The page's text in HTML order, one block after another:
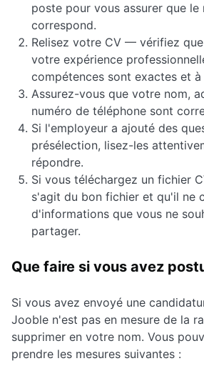
poste pour vous assurer que le
correspond.
Relisez votre CV — vérifiez
votre expérience
compétences sont exactes et à
Assurez-vous que votre nom,
numéro de téléphone sont
Si l'employeur a ajouté des
présélection, lisez-les
répondre.
Si vous téléchargez un fichier
s'agit du bon fichier et qu'il ne
d'informations que vous ne
partager.
Que faire si vous avez
Si vous avez envoyé une
Jooble n'est pas en mesure de la
supprimer en votre nom. Vous
prendre les mesures suivantes :